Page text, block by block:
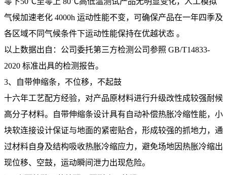
气候加速老化 4000h 运动性能不变，可确保产品在一年四季及
各区域不同气候条件下运动性能保持在优越状态 。
以上数据出自：公司委托第三方检测公司参照 GB/T14833-
2020 标准出具的检测报告。
3、自带伸缩条，不位移，不起鼓
十六年工艺配方经验，对产品原材料进行升级改性成较强耐候
高分子材料。自带伸缩条设计具有自动补偿热胀冷缩性能，小
块软连接设计保证与地面的紧密贴合，形成较强的抓地力，通
过材料自身及结构吸收热胀冷缩应力，避免场地因热胀冷缩出
现位移、空鼓，运动瞬间泄力出现危险。